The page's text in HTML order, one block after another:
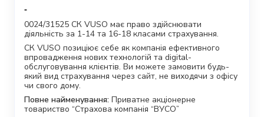
-
0024/31525 СК VUSO має право здійснювати
діяльність за 1-14 та 16-18 класами страхування.
СК VUSO позиціює себе як компанія ефективного
впровадження нових технологій та digital-
обслуговування клієнтів. Ви можете замовити будь-
який вид страхування через сайт, не виходячи з офісу
чи свого дому.
Повне найменування: Приватне акціонерне
товариство “Страхова компанія “ВУСО”